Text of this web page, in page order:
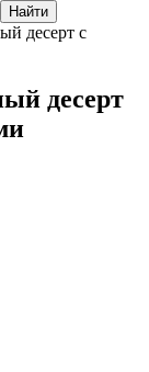
десерт с
десерт